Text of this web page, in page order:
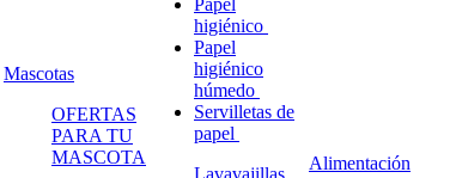
Mascotas
OFERTAS
PARA TU
MASCOTA
Papel
higiénico
Papel
higiénico
húmedo
Servilletas de
papel
Lavavajillas
Alimentación